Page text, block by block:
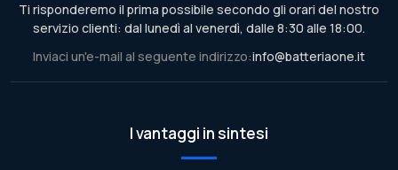
Ti risponderemo il prima possibile secondo gli orari del nostro
servizio clienti: dal lunedì al venerdì, dalle 8:30 alle 18:00.
Inviaci un'e-mail al seguente indirizzo:info@batteriaone.it
I vantaggi in sintesi